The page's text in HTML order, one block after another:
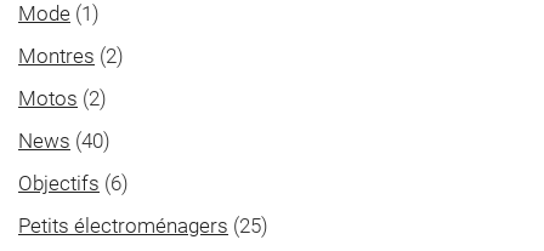
Mode (1)
Montres (2)
Motos (2)
News (40)
Objectifs (6)
Petits électroménagers (25)